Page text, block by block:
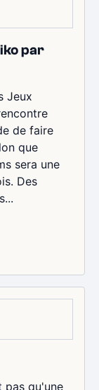
par
Jeux
de faire
que
sera une
Des
pas qu'une